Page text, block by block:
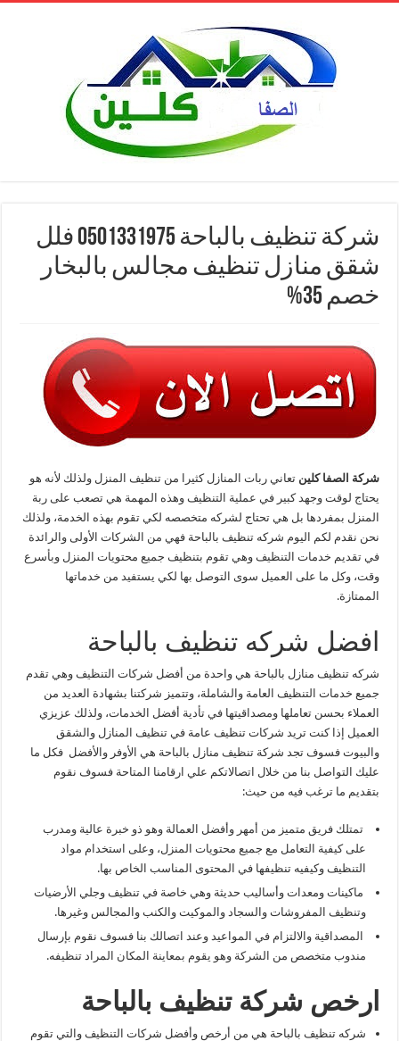
شركة تنظيف بالباحة 0501331975 فلل
شقق منازل تنظيف مجالس بالبخار
خصم 35%
شركة الصفا كلين تعاني ربات المنازل كثيرا من تنظيف المنزل ولذلك لأنه هو
يحتاج لوقت وجهد كبير في عملية التنظيف وهذه المهمة هي تصعب على ربة
المنزل بمفردها بل هي تحتاج لشركه متخصصه لكي تقوم بهذه الخدمة، ولذلك
نحن نقدم لكم اليوم شركه تنظيف بالباحة فهي من الشركات الأولى والرائدة
في تقديم خدمات التنظيف وهي تقوم بتنظيف جميع محتويات المنزل وبأسرع
وقت، وكل ما على العميل سوى التوصل بها لكي يستفيد من خدماتها
الممتازة.
افضل شركه تنظيف بالباحة
شركه تنظيف منازل بالباحة هي واحدة من أفضل شركات التنظيف وهي تقدم
جميع خدمات التنظيف العامة والشاملة، وتتميز شركتنا بشهادة العديد من
العملاء بحسن تعاملها ومصداقيتها في تأدية أفضل الخدمات، ولذلك عزيزي
العميل إذا كنت تريد شركات تنظيف عامة في تنظيف المنازل والشقق
والبيوت فسوف تجد شركة تنظيف منازل بالباحة هي الأوفر والأفضل فكل ما
عليك التواصل بنا من خلال اتصالاتكم علي ارقامنا المتاحة فسوف نقوم
بتقديم ما ترغب فيه من حيث:
تمتلك فريق متميز من أمهر وأفضل العمالة وهو ذو خبرة عالية ومدرب
على كيفية التعامل مع جميع محتويات المنزل، وعلى استخدام مواد
التنظيف وكيفيه تنظيفها في المحتوى المناسب الخاص بها.
ماكينات ومعدات وأساليب حديثة وهي خاصة في تنظيف وجلي الأرضيات
وتنظيف المفروشات والسجاد والموكيت والكنب والمجالس وغيرها.
المصداقية والالتزام في المواعيد وعند اتصالك بنا فسوف نقوم بإرسال
مندوب متخصص من الشركة وهو يقوم بمعاينة المكان المراد تنظيفه.
ارخص شركة تنظيف بالباحة
شركه تنظيف بالباحة هي من أرخص وأفضل شركات التنظيف والتي تقوم